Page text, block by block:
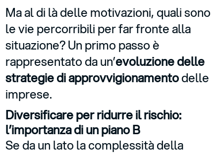
Ma al di là delle motivazioni, quali sono
le vie percorribili per far fronte alla
situazione? Un primo passo è
rappresentato da un’evoluzione delle
strategie di approvvigionamentodelle
imprese.
Diversificare per ridurre il rischio:
l’importanza di un piano B
Se da un lato la complessità della